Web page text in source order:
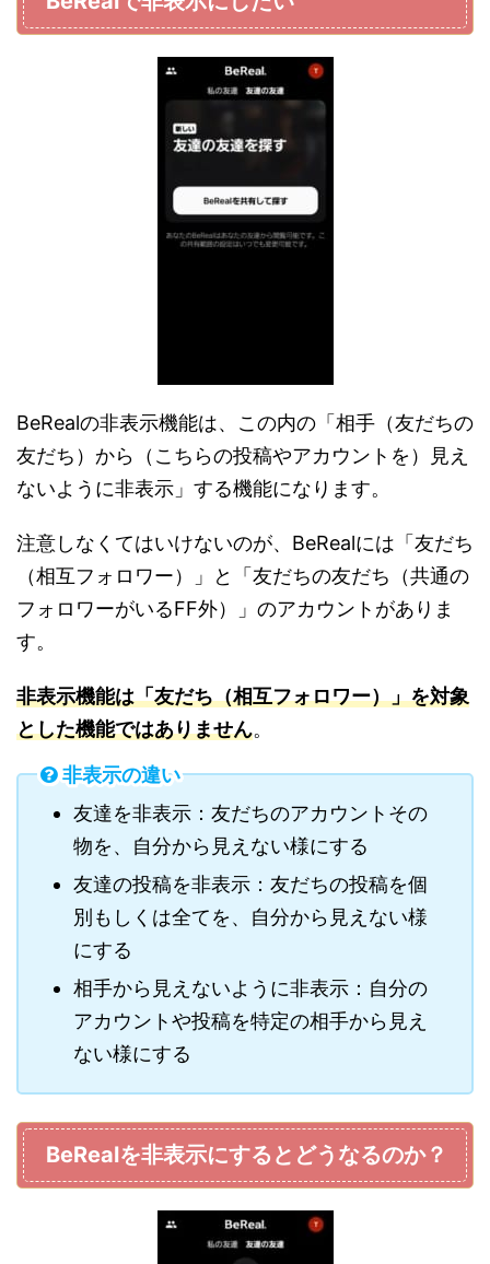
BeRealの非表示機能は、この内の「相手（友だちの
友だち）から（こちらの投稿やアカウントを）見え
ないように非表示」する機能になります。
注意しなくてはいけないのが、BeRealには「友だち
（相互フォロワー）」と「友だちの友だち（共通の
フォロワーがいるFF外）」のアカウントがありま
す。
非表示機能は「友だち（相互フォロワー）」を対象
とした機能ではありません。
非表示の違い
友達を非表示：友だちのアカウントその
物を、自分から見えない様にする
友達の投稿を非表示：友だちの投稿を個
別もしくは全てを、自分から見えない様
にする
相手から見えないように非表示：自分の
アカウントや投稿を特定の相手から見え
ない様にする
BeRealを非表示にするとどうなるのか？